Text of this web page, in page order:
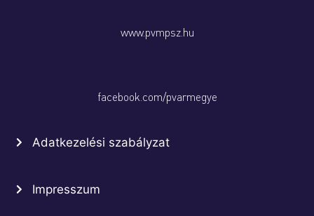
www.pvmpsz.hu
facebook.com/pvarmegye
Adatkezelési szabályzat
Impresszum